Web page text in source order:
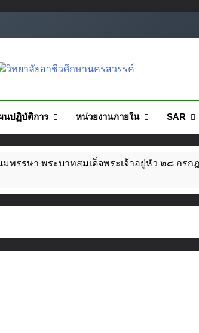
นปฏิบัติการ หน่วยงานภายใน SAR
มพรรษา พระบาทสมเด็จพระเจ้าอยู่หัว ๒๘ กร
โครงการแฟชั่นโชว์ผ้าไทย สไตล์โมเดิร์น วัน
Gift Policy: งดรับ งดให้ ของขวัญและของกำนั